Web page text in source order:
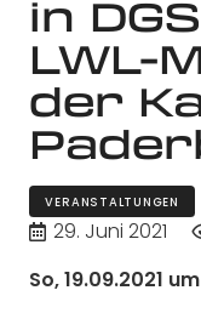
in
LWL-
der
VERANSTALTUNGEN
29. Juni 2021
So, 19.09.2021